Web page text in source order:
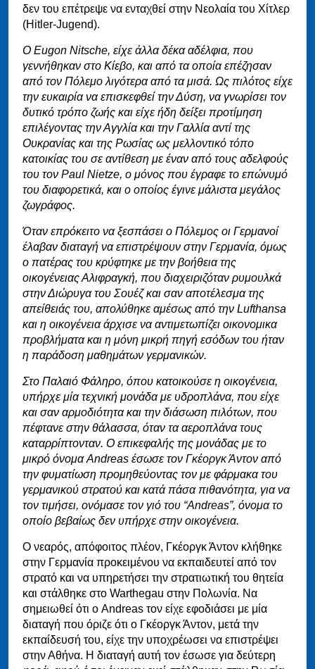
δεν του επέτρεψε να ενταχθεί στην Νεολαία του Χίτλερ
(Hitler-Jugend).
Ο Eugon Nitsche, είχε άλλα δέκα αδέλφια, που
γεννήθηκαν στο Κίεβο, και από τα οποία επέζησαν
από τον Πόλεμο λιγότερα από τα μισά. Ως πιλότος είχε
την ευκαιρία να επισκεφθεί την Δύση, να γνωρίσει τον
δυτικό τρόπο ζωής και είχε ήδη δείξει προτίμηση
επιλέγοντας την Αγγλία και την Γαλλία αντί της
Ουκρανίας και της Ρωσίας ως μελλοντικό τόπο
κατοικίας του σε αντίθεση με έναν από τους αδελφούς
του τον Paul Nietze, ο μόνος που έγραφε το επώνυμό
του διαφορετικά, και ο οποίος έγινε μάλιστα μεγάλος
ζωγράφος.
Όταν επρόκειτο να ξεσπάσει ο Πόλεμος οι Γερμανοί
έλαβαν διαταγή να επιστρέψουν στην Γερμανία, όμως
ο πατέρας του κρύφτηκε με την βοήθεια της
οικογένειας Αλιφραγκή, που διαχειριζόταν ρυμουλκά
στην Διώρυγα του Σουέζ και σαν αποτέλεσμα της
απείθειάς του, απολύθηκε αμέσως από την Lufthansa
και η οικογένεια άρχισε να αντιμετωπίζει οικονομικα
προβλήματα και η μόνη μικρή πηγή εσόδων του ήταν
η παράδοση μαθημάτων γερμανικών.
Στο Παλαιό Φάληρο, όπου κατοικούσε η οικογένεια,
υπήρχε μία τεχνική μονάδα με υδροπλάνα, που είχε
και σαν αρμοδιότητα και την διάσωση πιλότων, που
πέφτανε στην θάλασσα, όταν τα αεροπλάνα τους
καταρρίπτονταν. Ο επικεφαλής της μονάδας με το
μικρό όνομα Andreas έσωσε τον Γκέοργκ Άντον από
την φυματίωση προμηθεύοντας τον με φάρμακα του
γερμανικού στρατού και κατά πάσα πιθανότητα, για να
τον τιμήσει, ονόμασε τον γιό του “Andreas”, όνομα το
οποίο βεβαίως δεν υπήρχε στην οικογένεια.
Ο νεαρός, απόφοιτος πλέον, Γκέοργκ Άντον κλήθηκε
στην Γερμανία προκειμένου να εκπαιδευτεί από τον
στρατό και να υπηρετήσει την στρατιωτική του θητεία
και στάλθηκε στο Warthegau στην Πολωνία. Να
σημειωθεί ότι ο Andreas τον είχε εφοδιάσει με μία
διαταγή που όριζε ότι ο Γκέοργκ Άντον, μετά την
εκπαίδευσή του, είχε την υποχρέωσει να επιστρέψει
στην Αθήνα. Η διαταγή αυτή τον έσωσε για δεύτερη